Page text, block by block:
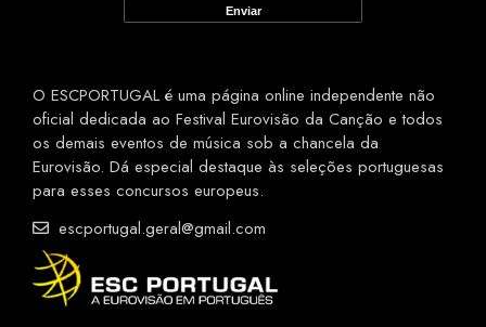
O ESCPORTUGAL é uma página online independente não
oficial dedicada ao Festival Eurovisão da Canção e todos
os demais eventos de música sob a chancela da
Eurovisão. Dá especial destaque às seleções portuguesas
para esses concursos europeus.
escportugal.geral@gmail.com